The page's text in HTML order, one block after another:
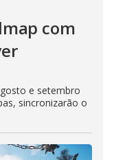
com
e setembro
sincronizarão o